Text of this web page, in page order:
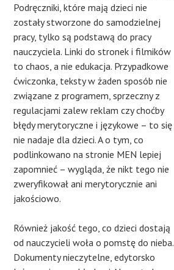
Podręczniki, które mają dzieci nie
zostały stworzone do samodzielnej
pracy, tylko są podstawą do pracy
nauczyciela. Linki do stronek i filmików
to chaos, a nie edukacja. Przypadkowe
ćwiczonka, teksty w żaden sposób nie
związane z programem, sprzeczny z
regulacjami zalew reklam czy choćby
błędy merytoryczne i językowe – to się
nie nadaje dla dzieci. A o tym, co
podlinkowano na stronie MEN lepiej
zapomnieć – wygląda, że nikt tego nie
zweryfikował ani merytorycznie ani
jakościowo.
Również jakość tego, co dzieci dostają
od nauczycieli woła o pomstę do nieba.
Dokumenty nieczytelne, edytorsko